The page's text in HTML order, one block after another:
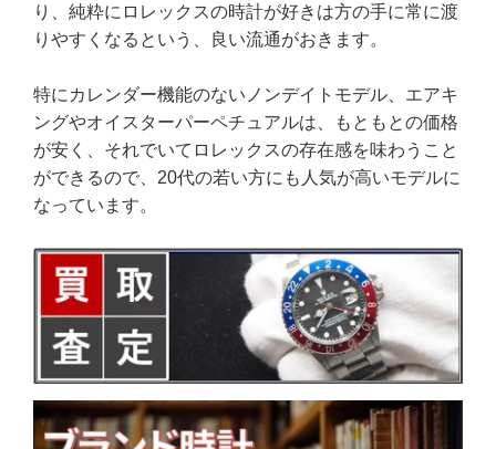
り、純粋にロレックスの時計が好きは方の手に常に渡
りやすくなるという、良い流通がおきます。
特にカレンダー機能のないノンデイトモデル、エアキ
ングやオイスターパーペチュアルは、もともとの価格
が安く、それでいてロレックスの存在感を味わうこと
ができるので、20代の若い方にも人気が高いモデルに
なっています。